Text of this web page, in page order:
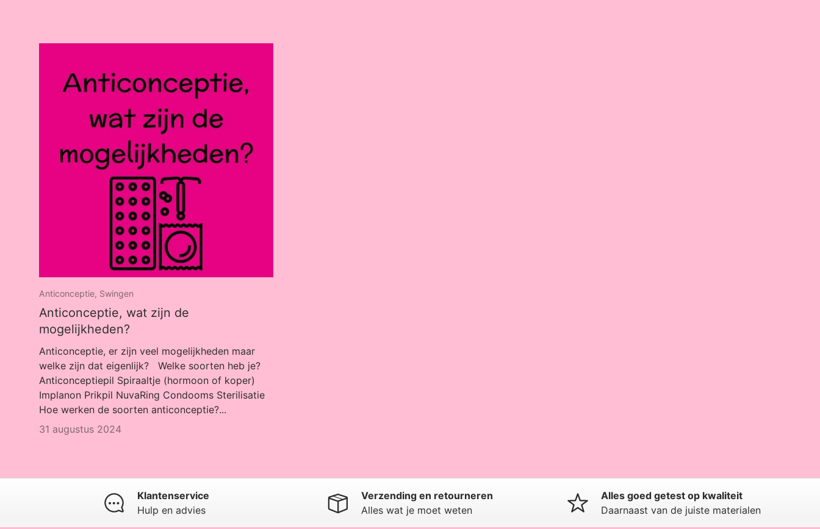
Anticonceptie, Swingen
Anticonceptie, wat zijn de
mogelijkheden?
Anticonceptie, er zijn veel mogelijkheden maar
welke zijn dat eigenlijk? Welke soorten heb je?
Anticonceptiepil Spiraaltje (hormoon of koper)
Implanon Prikpil NuvaRing Condooms Sterilisatie
Hoe werken de soorten anticonceptie?...
31 augustus 2024
Klantenservice
Hulp en advies
Verzending en retourneren
Alles wat je moet weten
Alles goed getest op kwaliteit
Daarnaast van de juiste materialen